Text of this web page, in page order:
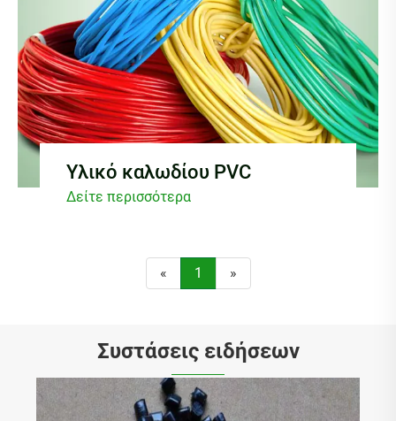
Υλικό καλωδίου PVC
Δείτε περισσότερα
« 1 »
Συστάσεις ειδήσεων